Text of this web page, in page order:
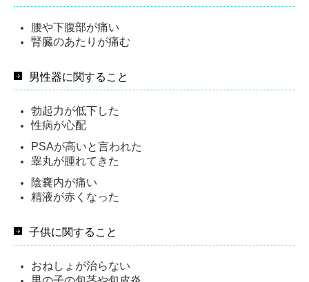
腰や下腹部が痛い
腎臓のあたりが痛む
男性器に関すること
勃起力が低下した
性病が心配
PSAが高いと言われた
睾丸が腫れてきた
陰嚢内が痛い
精液が赤くなった
子供に関すること
おねしょが治らない